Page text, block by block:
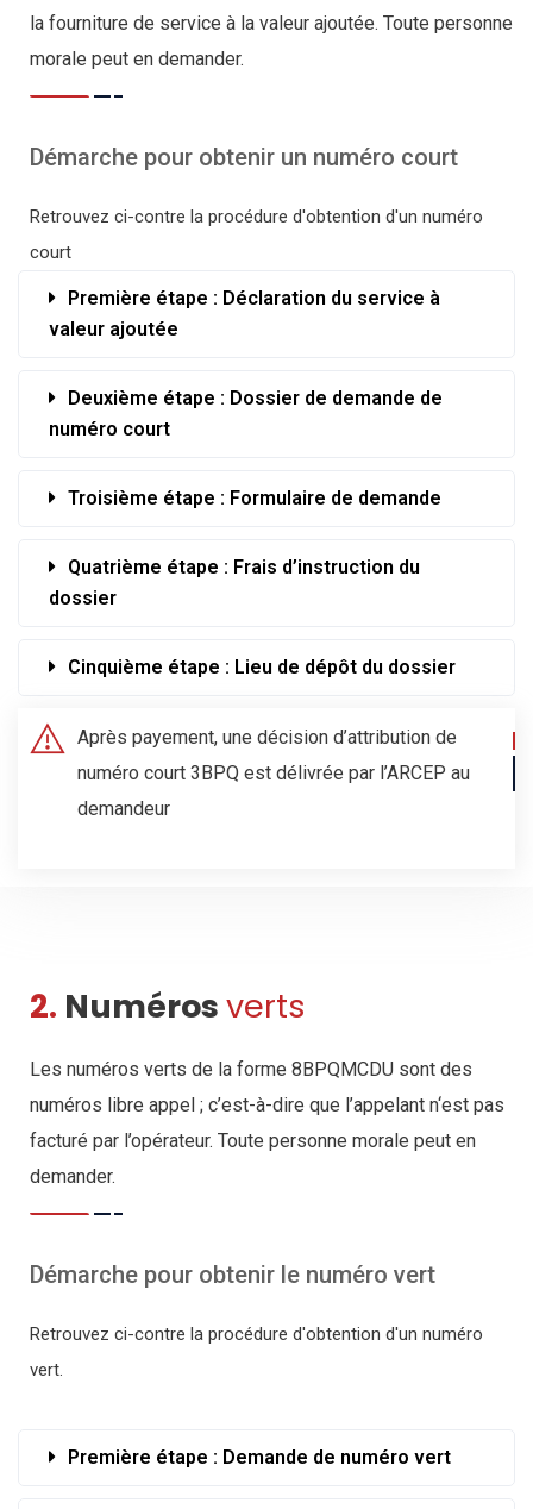
la fourniture de service à la valeur ajoutée. Toute personne
morale peut en demander.
Démarche pour obtenir un numéro court
Retrouvez ci-contre la procédure d'obtention d'un numéro
court
Première étape : Déclaration du service à
valeur ajoutée
Deuxième étape : Dossier de demande de
numéro court
Troisième étape : Formulaire de demande
Quatrième étape : Frais d’instruction du
dossier
Cinquième étape : Lieu de dépôt du dossier
Après payement, une décision d’attribution de
numéro court 3BPQ est délivrée par l’ARCEP au
demandeur
2. Numérosverts
Les numéros verts de la forme 8BPQMCDU sont des
numéros libre appel ; c’est-à-dire que l’appelant n‘est pas
facturé par l’opérateur. Toute personne morale peut en
demander.
Démarche pour obtenir le numéro vert
Retrouvez ci-contre la procédure d'obtention d'un numéro
vert.
Première étape : Demande de numéro vert